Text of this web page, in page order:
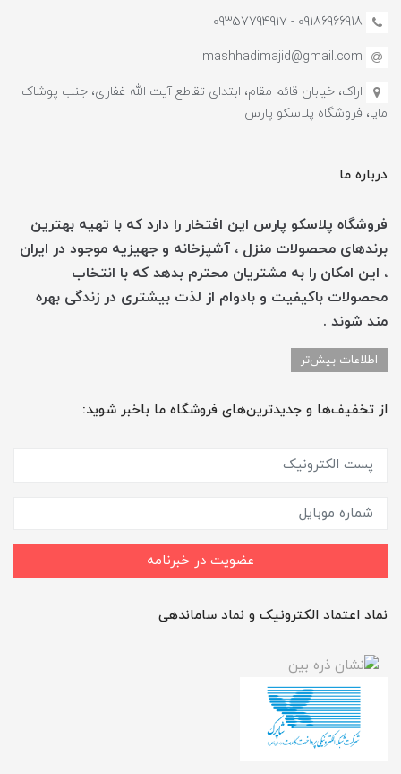
09186966918 - 0935779491۷
mashhadimajid@gmail.com
اراک، خیابان قائم مقام، ابتدای تقاطع آیت الله غفاری، جنب پوشاک
مایا، فروشگاه پلاسکو پارس
درباره ما
فروشگاه پلاسکو پارس این افتخار را دارد که با تهیه بهترین
برندهای محصولات منزل ، آشپزخانه و جهیزیه موجود در ایران
، این امکان را به مشتریان محترم بدهد که با انتخاب
محصولات باکیفیت و بادوام از لذت بیشتری در زندگی بهره
مند شوند .
اطلاعات بیش‌تر
از تخفیف‌ها و جدیدترین‌های فروشگاه ما باخبر شوید:
عضویت در خبرنامه
نماد اعتماد الکترونیک و نماد ساماندهی